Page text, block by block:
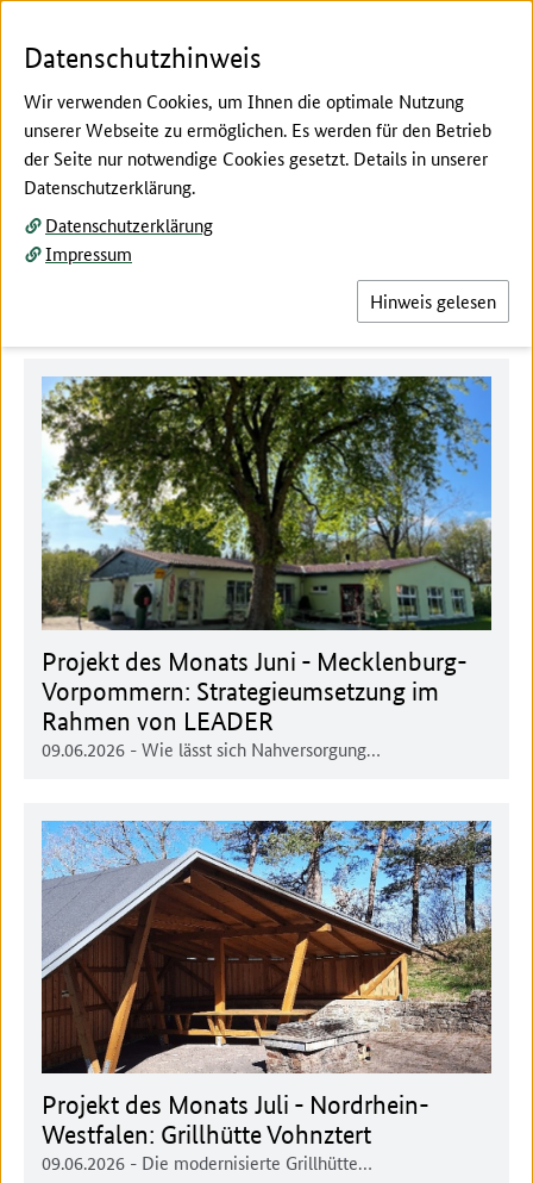
Menü
Hier beginnt der Hauptinhalt dieser Seite
Meldungen
Aktuelles
Projekt des Monats Juni - Mecklenburg-
Vorpommern: Strategieumsetzung im
Rahmen von LEADER
09.06.2026 - Wie lässt sich Nahversorgung…
Projekt des Monats Juli - Nordrhein-
Westfalen: Grillhütte Vohnztert
09.06.2026 - Die modernisierte Grillhütte…
Datenschutzhinweis
Wir verwenden Cookies, um Ihnen die optimale Nutzung
unserer Webseite zu ermöglichen. Es werden für den Betrieb
der Seite nur notwendige Cookies gesetzt. Details in unserer
Datenschutzerklärung.
Datenschutzerklärung
Impressum
Hinweis gelesen